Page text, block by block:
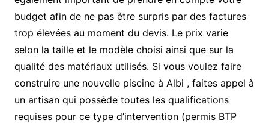
budget afin de ne pas être surpris par des factures
trop élevées au moment du devis. Le prix varie
selon la taille et le modèle choisi ainsi que sur la
qualité des matériaux utilisés. Si vous voulez faire
construire une nouvelle piscine à Albi , faites appel à
un artisan qui possède toutes les qualifications
requises pour ce type d’intervention (permis BTP